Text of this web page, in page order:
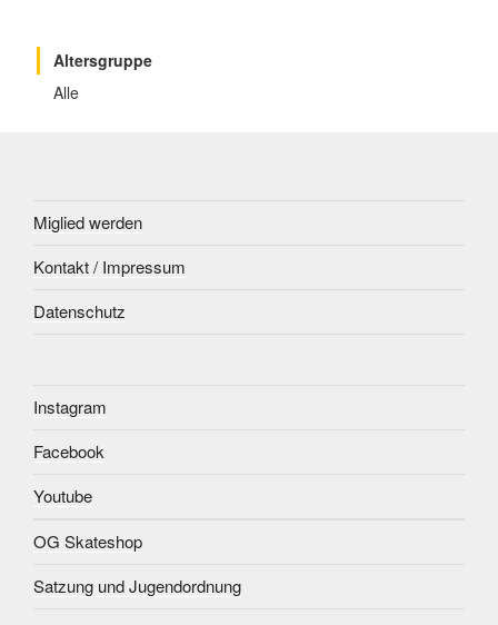
Altersgruppe
Alle
Miglied werden
Kontakt / Impressum
Datenschutz
Instagram
Facebook
Youtube
OG Skateshop
Satzung und Jugendordnung